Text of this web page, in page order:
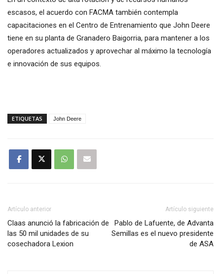
escasos, el acuerdo con FACMA también contempla
capacitaciones en el Centro de Entrenamiento que John Deere
tiene en su planta de Granadero Baigorria, para mantener a los
operadores actualizados y aprovechar al máximo la tecnología
e innovación de sus equipos.
ETIQUETAS John Deere
Artículo anterior
Claas anunció la fabricación de
las 50 mil unidades de su
cosechadora Lexion
Artículo siguiente
Pablo de Lafuente, de Advanta
Semillas es el nuevo presidente
de ASA